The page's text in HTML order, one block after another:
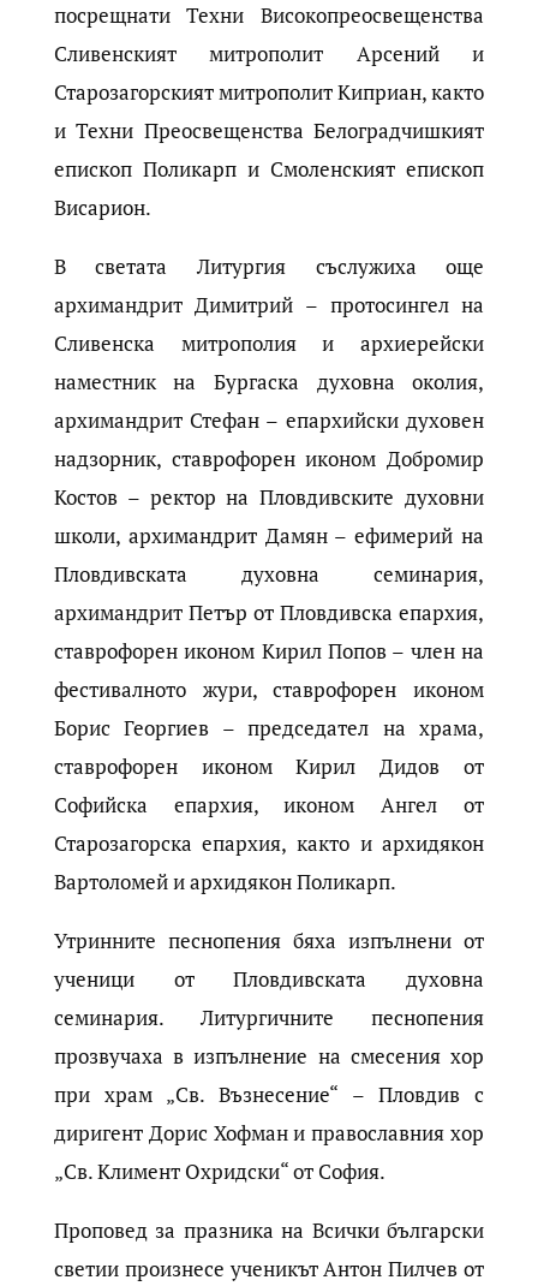
посрещнати Техни Високопреосвещенства
Сливенският митрополит Арсений и
Старозагорският митрополит Киприан, както
и Техни Преосвещенства Белоградчишкият
епископ Поликарп и Смоленският епископ
Висарион.
В светата Литургия съслужиха още
архимандрит Димитрий – протосингел на
Сливенска митрополия и архиерейски
наместник на Бургаска духовна околия,
архимандрит Стефан – епархийски духовен
надзорник, ставрофорен иконом Добромир
Костов – ректор на Пловдивските духовни
школи, архимандрит Дамян – ефимерий на
Пловдивската духовна семинария,
архимандрит Петър от Пловдивска епархия,
ставрофорен иконом Кирил Попов – член на
фестивалното жури, ставрофорен иконом
Борис Георгиев – председател на храма,
ставрофорен иконом Кирил Дидов от
Софийска епархия, иконом Ангел от
Старозагорска епархия, както и архидякон
Вартоломей и архидякон Поликарп.
Утринните песнопения бяха изпълнени от
ученици от Пловдивската духовна
семинария. Литургичните песнопения
прозвучаха в изпълнение на смесения хор
при храм „Св. Възнесение“ – Пловдив с
диригент Дорис Хофман и православния хор
„Св. Климент Охридски“ от София.
Проповед за празника на Всички български
светии произнесе ученикът Антон Пилчев от